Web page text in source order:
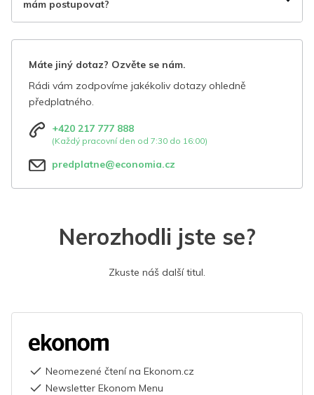
mám postupovat?
Máte jiný dotaz? Ozvěte se nám.
Rádi vám zodpovíme jakékoliv dotazy ohledně
předplatného.
+420 217 777 888
(Každý pracovní den od 7:30 do 16:00)
predplatne@economia.cz
Nerozhodli jste se?
Zkuste náš další titul.
Neomezené čtení na Ekonom.cz
Newsletter Ekonom Menu